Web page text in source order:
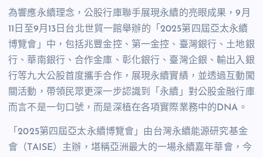
為響應永續理念，公股行庫聯手展現永續的亮眼成果，9月
11 日至9月 13 日台北世貿一館舉辦的「 2025第四屆亞太永續
博覽會」中，包括兆豐金控、第一金控、臺灣銀行、土地銀
行、華南銀行、合作金庫、彰化銀行、臺灣企銀、輸出入銀
行等九大公股首度攜手合作，展現永續實績，並透過互動闖
關活動，帶領民眾更深一步認識到「永續」對公股金融行庫
而言不是一句口號，而是深植在各項實際業務中的DNA 。
「2025第四屆亞太永續博覽會」由台灣永續能源研究基金
會（ TAISE）主辦，堪稱亞洲最大的一場永續嘉年華會，今